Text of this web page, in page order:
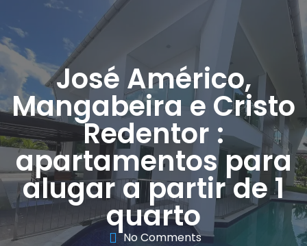
José Américo,
Mangabeira e Cristo
Redentor :
apartamentos para
alugar a partir de 1
quarto
No Comments